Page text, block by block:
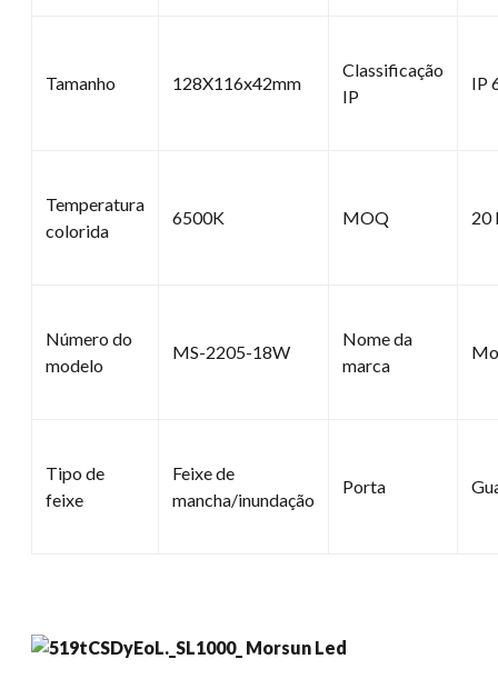
Tamanho 128X116x42mm
Classificação
IP
IP
Temperatura
colorida
6500K MOQ 20
Número do
modelo
MS-2205-18W
Nome da
marca
Tipo de
feixe
Feixe de
mancha/inundação
Porta